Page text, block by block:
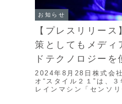
お知らせ
【プレスリリー
策としてもメディ
ドテクノロジー
「音声分析セッシ
始。
2024年8月28日株式会
オ“スタイル２１”は、
レインマシン「センソ